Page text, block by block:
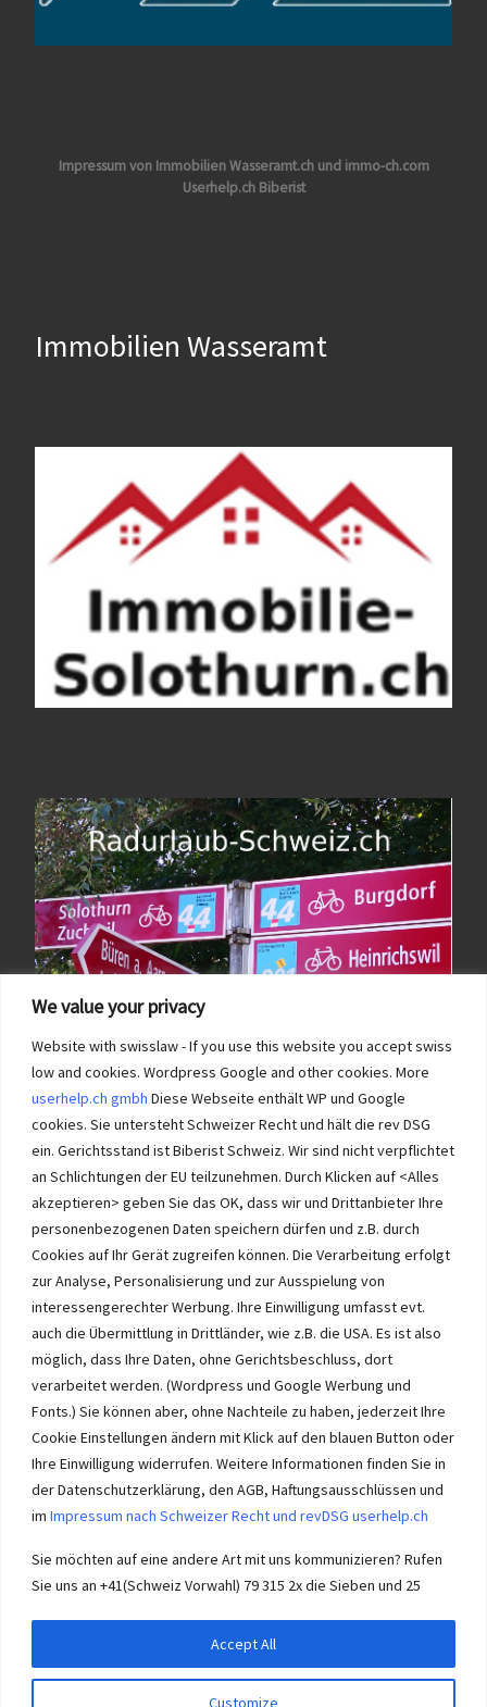
We value your privacy
Website with swisslaw - If you use this website you accept swiss
low and cookies. Wordpress Google and other cookies. More
userhelp.ch gmbh Diese Webseite enthält WP und Google
cookies. Sie untersteht Schweizer Recht und hält die rev DSG
ein. Gerichtsstand ist Biberist Schweiz. Wir sind nicht verpflichtet
an Schlichtungen der EU teilzunehmen. Durch Klicken auf <Alles
akzeptieren> geben Sie das OK, dass wir und Drittanbieter Ihre
personenbezogenen Daten speichern dürfen und z.B. durch
Cookies auf Ihr Gerät zugreifen können. Die Verarbeitung erfolgt
zur Analyse, Personalisierung und zur Ausspielung von
interessengerechter Werbung. Ihre Einwilligung umfasst evt.
auch die Übermittlung in Drittländer, wie z.B. die USA. Es ist also
möglich, dass Ihre Daten, ohne Gerichtsbeschluss, dort
verarbeitet werden. (Wordpress und Google Werbung und
Fonts.) Sie können aber, ohne Nachteile zu haben, jederzeit Ihre
Cookie Einstellungen ändern mit Klick auf den blauen Button oder
Ihre Einwilligung widerrufen. Weitere Informationen finden Sie in
der Datenschutzerklärung, den AGB, Haftungsausschlüssen und
im Impressum nach Schweizer Recht und revDSG userhelp.ch
Sie möchten auf eine andere Art mit uns kommunizieren? Rufen
Sie uns an +41(Schweiz Vorwahl) 79 315 2x die Sieben und 25
Customize
Accept All
Impressum von Immobilien Wasseramt.ch und immo-ch.com
Userhelp.ch Biberist
Immobilien Wasseramt
Immobilien im Wasseramt haben bei Immobilie-Solothurn.ch
Vorrang und die besten Konditionen beim Verkauf. Kein Immobilien
Verkauf im Wasseramt ohne unsere Offerte. Bei uns wählen Sie,
Immobilien selber verkaufen mit unserer Beratung? Auch das geht!
Immobilie Solothurn-immo-chWasseramt.ch Impressum
Impressum userhelp.ch Biberist
© 2026Wasseramt SO– Alle Rechte vorbehalten